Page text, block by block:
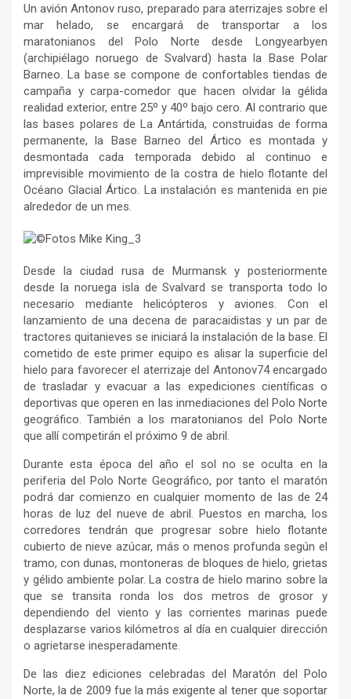
Un avión Antonov ruso, preparado para aterrizajes sobre el
mar helado, se encargará de transportar a los
maratonianos del Polo Norte desde Longyearbyen
(archipiélago noruego de Svalvard) hasta la Base Polar
Barneo. La base se compone de confortables tiendas de
campaña y carpa-comedor que hacen olvidar la gélida
realidad exterior, entre 25º y 40º bajo cero. Al contrario que
las bases polares de La Antártida, construidas de forma
permanente, la Base Barneo del Ártico es montada y
desmontada cada temporada debido al continuo e
imprevisible movimiento de la costra de hielo flotante del
Océano Glacial Ártico. La instalación es mantenida en pie
alrededor de un mes.
Desde la ciudad rusa de Murmansk y posteriormente
desde la noruega isla de Svalvard se transporta todo lo
necesario mediante helicópteros y aviones. Con el
lanzamiento de una decena de paracaidistas y un par de
tractores quitanieves se iniciará la instalación de la base. El
cometido de este primer equipo es alisar la superficie del
hielo para favorecer el aterrizaje del Antonov74 encargado
de trasladar y evacuar a las expediciones científicas o
deportivas que operen en las inmediaciones del Polo Norte
geográfico. También a los maratonianos del Polo Norte
que allí competirán el próximo 9 de abril.
Durante esta época del año el sol no se oculta en la
periferia del Polo Norte Geográfico, por tanto el maratón
podrá dar comienzo en cualquier momento de las de 24
horas de luz del nueve de abril. Puestos en marcha, los
corredores tendrán que progresar sobre hielo flotante
cubierto de nieve azúcar, más o menos profunda según el
tramo, con dunas, montoneras de bloques de hielo, grietas
y gélido ambiente polar. La costra de hielo marino sobre la
que se transita ronda los dos metros de grosor y
dependiendo del viento y las corrientes marinas puede
desplazarse varios kilómetros al día en cualquier dirección
o agrietarse inesperadamente.
De las diez ediciones celebradas del Maratón del Polo
Norte, la de 2009 fue la más exigente al tener que soportar